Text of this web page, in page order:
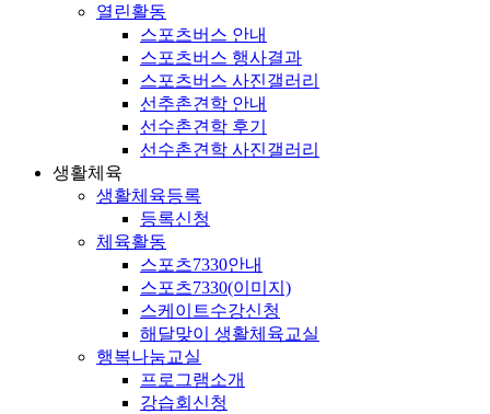
열린활동
스포츠버스 안내
스포츠버스 행사결과
스포츠버스 사진갤러리
선추촌견학 안내
선수촌견학 후기
선수촌견학 사진갤러리
생활체육
생활체육등록
등록신청
체육활동
스포츠7330안내
스포츠7330(이미지)
스케이트수강신청
해달맞이 생활체육교실
행복나눔교실
프로그램소개
강습회신청